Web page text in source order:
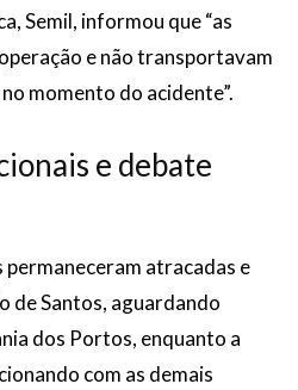
Semil, informou que “as
e não transportavam
momento do acidente”.
e debate
permaneceram atracadas e
de Santos, aguardando
dos Portos, enquanto a
com as demais